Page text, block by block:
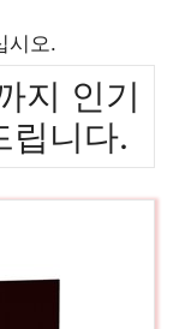
시오.
지 인기
립니다.